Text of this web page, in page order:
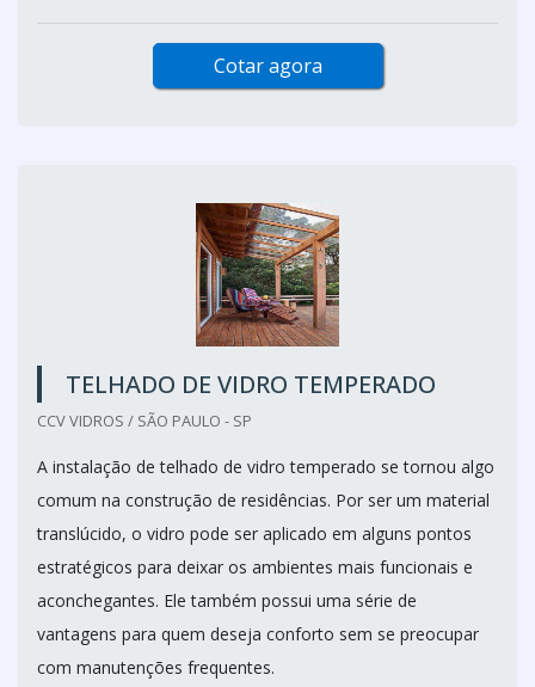
Cotar agora
TELHADO DE VIDRO TEMPERADO
CCV VIDROS / SÃO PAULO - SP
A instalação de telhado de vidro temperado se tornou algo
comum na construção de residências. Por ser um material
translúcido, o vidro pode ser aplicado em alguns pontos
estratégicos para deixar os ambientes mais funcionais e
aconchegantes. Ele também possui uma série de
vantagens para quem deseja conforto sem se preocupar
com manutenções frequentes.